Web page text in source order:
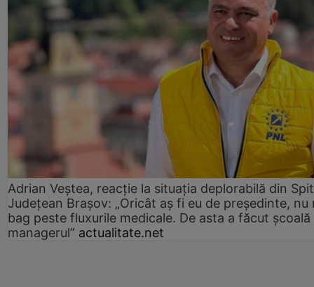
Adrian Veștea, reacție la situația deplorabilă din
Județean Brașov: „Oricât aș fi eu de președinte, nu
bag peste fluxurile medicale. De asta a făcut școală
managerul” actualitate.net